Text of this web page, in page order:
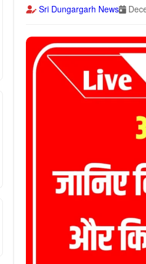
Sri Dungargarh News